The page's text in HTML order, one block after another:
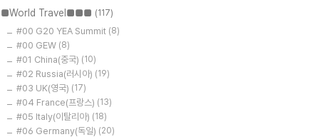
■World Travel■■■ (117)
#00 G20 YEA Summit (8)
#00 GEW (8)
#01 China(중국) (10)
#02 Russia(러시아) (19)
#03 UK(영국) (17)
#04 France(프랑스) (13)
#05 Italy(이탈리아) (18)
#06 Germany(독일) (20)